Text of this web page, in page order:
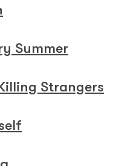
Summer
Strangers